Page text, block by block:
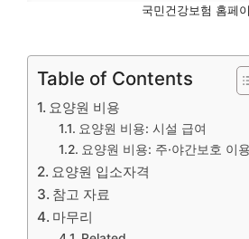
국민건강보험 홈페
Table of Contents
요양원 비용
요양원 비용: 시설 급여
요양원 비용: 주·야간보호 이
요양원 입소자격
참고 자료
마무리